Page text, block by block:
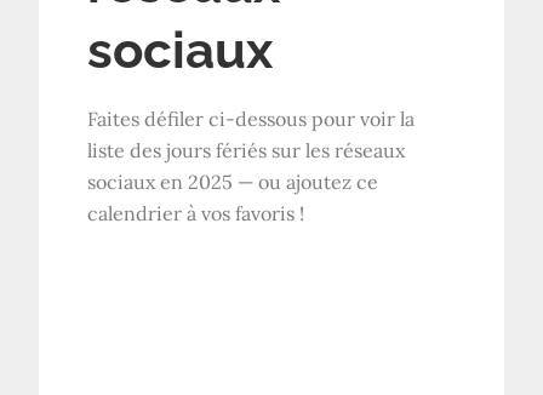
sociaux
Faites défiler ci-dessous pour voir la
liste des jours fériés sur les réseaux
sociaux en 2025 — ou ajoutez ce
calendrier à vos favoris !